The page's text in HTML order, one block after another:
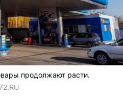
продолжают расти.